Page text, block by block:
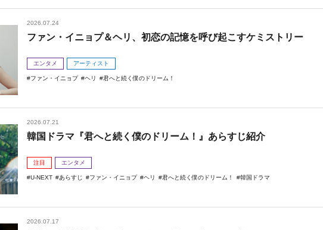
2026.07.24
ファン・イニョプ＆ヘリ、初恋の記憶を呼び起こすケミストリー
エンタメ アーティスト
ファン・イニョプ ヘリ 君へと続く僕のドリーム！
2026.07.21
韓国ドラマ『君へと続く僕のドリーム！』あらすじ紹介
注目 エンタメ
U-NEXT あらすじ ファン・イニョプ ヘリ 君へと続く僕のドリーム！ 韓国ドラマ
2026.07.17